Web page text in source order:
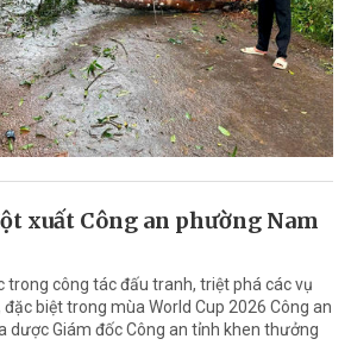
xuất Công an phường Nam
trong công tác đấu tranh, triệt phá các vụ
biệt trong mùa World Cup 2026 Công an
dược Giám đốc Công an tỉnh khen thưởng